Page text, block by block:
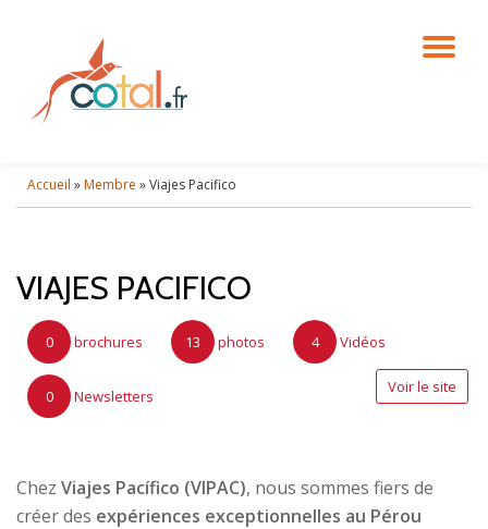
contenu
Accueil »Membre »Viajes Pacifico
VIAJES PACIFICO
0 brochures 13 photos 4 Vidéos
0 Newsletters Voir le site
Chez Viajes Pacífico (VIPAC), nous sommes fiers de
créer des expériences exceptionnelles au Pérou